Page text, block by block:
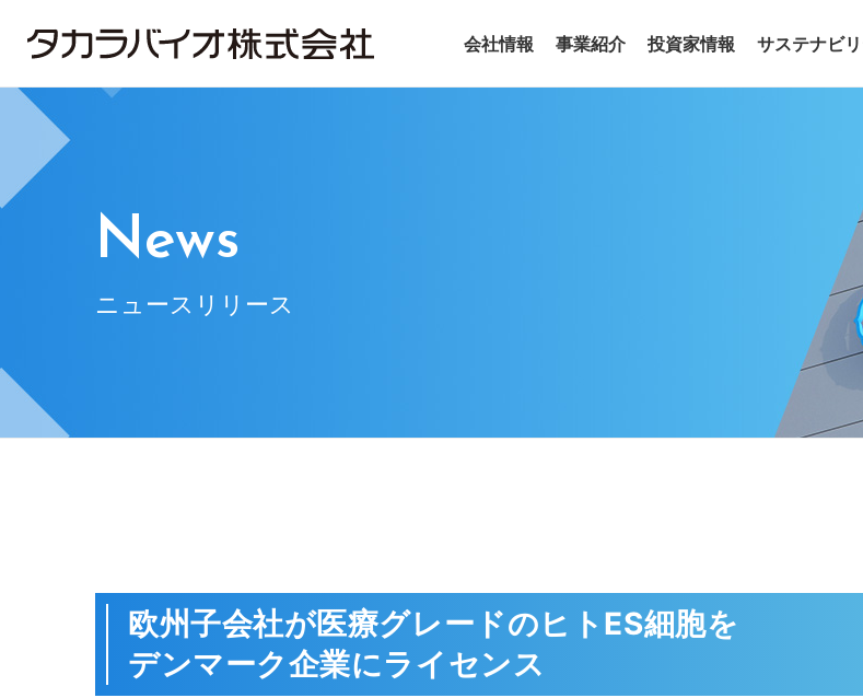
News
ニュースリリース
欧州子会社が医療グレードのヒトES細胞を
デンマーク企業にライセンス
ごあいさつ グルー
会社情報
試薬・機器
事業紹介
IRライブラリ
投資家情報
ニュース＆トピックス
サステナビ